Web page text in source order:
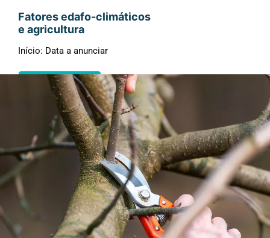
Fatores edafo-climáticos
e agricultura
Início: Data a anunciar
Pré-Inscrição